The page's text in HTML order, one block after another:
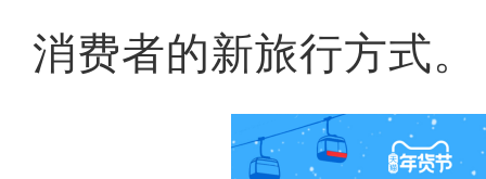
消费者的新旅行方式。